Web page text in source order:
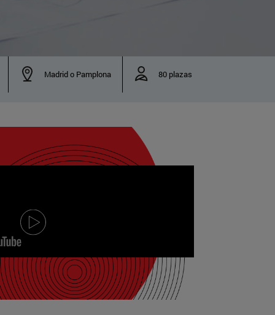
Madrid o Pamplona 80 plazas